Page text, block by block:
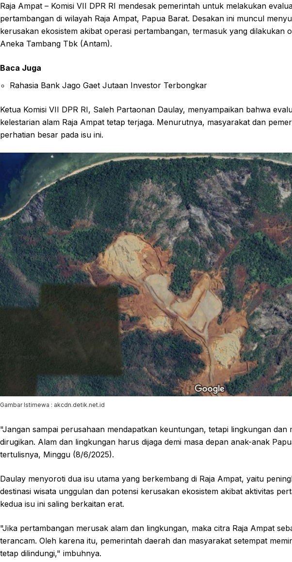
Raja Ampat – Komisi VII DPR RI mendesak pemerintah untuk melakukan
pertambangan di wilayah Raja Ampat, Papua Barat. Desakan ini muncul
kerusakan ekosistem akibat operasi pertambangan, termasuk yang dilakukan
Aneka Tambang Tbk (Antam).
Baca Juga
Rahasia Bank Jago Gaet Jutaan Investor Terbongkar
Ketua Komisi VII DPR RI, Saleh Partaonan Daulay, menyampaikan bahwa
kelestarian alam Raja Ampat tetap terjaga. Menurutnya, masyarakat dan
perhatian besar pada isu ini.
Gambar Istimewa : akcdn.detik.net.id
"Jangan sampai perusahaan mendapatkan keuntungan, tetapi lingkungan dan
dirugikan. Alam dan lingkungan harus dijaga demi masa depan anak-anak
tertulisnya, Minggu (8/6/2025).
Daulay menyoroti dua isu utama yang berkembang di Raja Ampat, yaitu
destinasi wisata unggulan dan potensi kerusakan ekosistem akibat aktivitas
kedua isu ini saling berkaitan erat.
"Jika pertambangan merusak alam dan lingkungan, maka citra Raja Ampat
terancam. Oleh karena itu, pemerintah daerah dan masyarakat setempat
tetap dilindungi," imbuhnya.